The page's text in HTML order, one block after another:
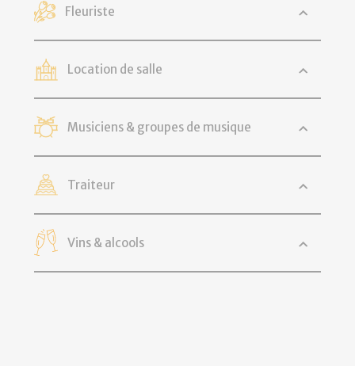
Fleuriste
Location de salle
Musiciens & groupes de musique
Traiteur
Vins & alcools